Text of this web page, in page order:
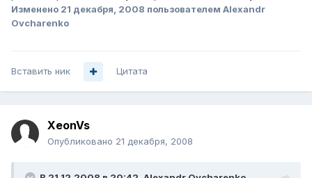
Изменено 21 декабря, 2008 пользователем Alexandr
Ovcharenko
Вставить ник Цитата
XeonVs
Опубликовано 21 декабря, 2008